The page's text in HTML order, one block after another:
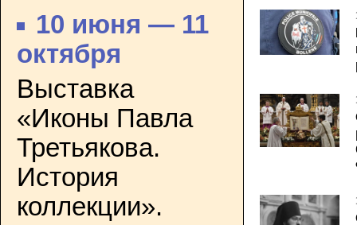
10 июня — 11
октября
Выставка
«Иконы Павла
Третьякова.
История
коллекции».